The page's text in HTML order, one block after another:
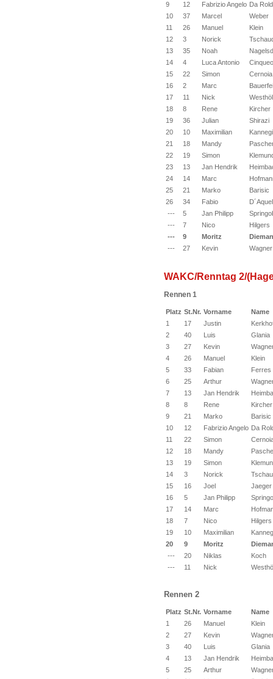
9
12 Fabrizio Angelo Da Rold
10
37 Marcel
Weber
11
26 Manuel
Klein
12
3 Norick
13
35 Noah
14
4 Luca Antonio
15
22 Simon
Cernoia
16
2 Marc
17
11 Nick
18
8 Rene
Kircher
19
36 Julian
Shirazi
20
10 Maximilian
21
18 Mandy
22
19 Simon
23
13 Jan Hendrik
24
14 Marc
25
21 Marko
Barisic
26
34 Fabio
---
5 Jan Philipp
---
7 Nico
Hilgers
---
9 Moritz
---
27 Kevin Wagner
WAKC/Renntag 2/
Rennen 1
Platz St.Nr. Vorname
Name
1
17 Justin
2
40 Luis
Glania
3
27 Kevin
4
26 Manuel
Klein
5
33 Fabian
Ferres
6
25 Arthur
7
13 Jan Hendrik
8
8 Rene
Kircher
9
21 Marko
Barisic
10
12 Fabrizio Angelo Da
11
22 Simon
12
18 Mandy
13
19 Simon
14
3 Norick
15
16 Joel
Jaeger
16
5 Jan Philipp
17
14 Marc
18
7 Nico
Hilgers
19
10 Maximilian
20
9 Moritz
---
20 Niklas
Koch
---
11 Nick
Rennen 2
Platz St.Nr. Vorname
Name
1
26 Manuel
Klein
2
27 Kevin
3
40 Luis
Glania
4
13 Jan Hendrik
5
25 Arthur